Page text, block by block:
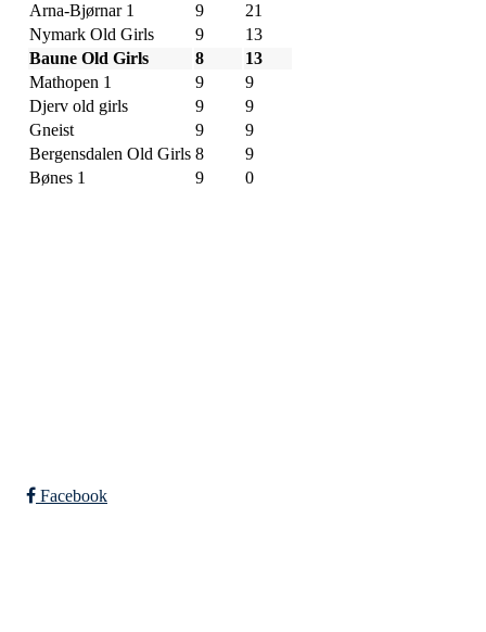
Arna-Bjørnar 1
9
21
Nymark Old Girls
9
13
Baune Old Girls
8
13
Mathopen 1
9
9
Djerv old girls
9
9
Gneist
9
9
Bergensdalen Old Girls 8
9
Bønes 1
9 0
Facebook